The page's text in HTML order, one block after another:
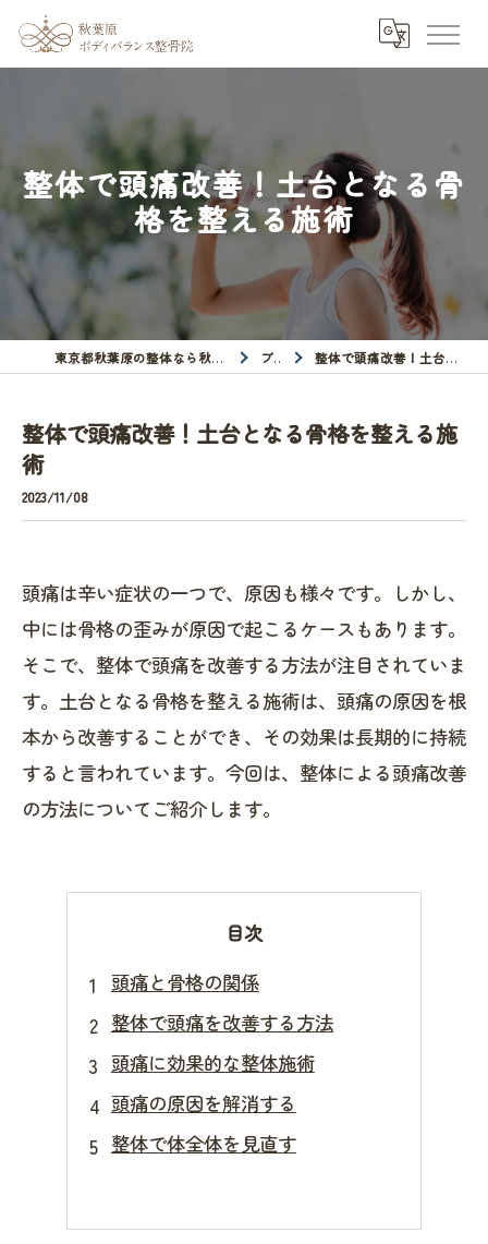
整体で頭痛改善！土台となる骨
格を整える施術
東京都秋葉原の整体なら秋葉原ボディバランス整骨院 ブログ 整体で頭痛改善！土台となる骨格を整える施術
整体で頭痛改善！土台となる骨格を整える施
術
2023/11/08
頭痛は辛い症状の一つで、原因も様々です。しかし、
中には骨格の歪みが原因で起こるケースもあります。
そこで、整体で頭痛を改善する方法が注目されていま
す。土台となる骨格を整える施術は、頭痛の原因を根
本から改善することができ、その効果は長期的に持続
すると言われています。今回は、整体による頭痛改善
の方法についてご紹介します。
目次
頭痛と骨格の関係
整体で頭痛を改善する方法
頭痛に効果的な整体施術
頭痛の原因を解消する
整体で体全体を見直す